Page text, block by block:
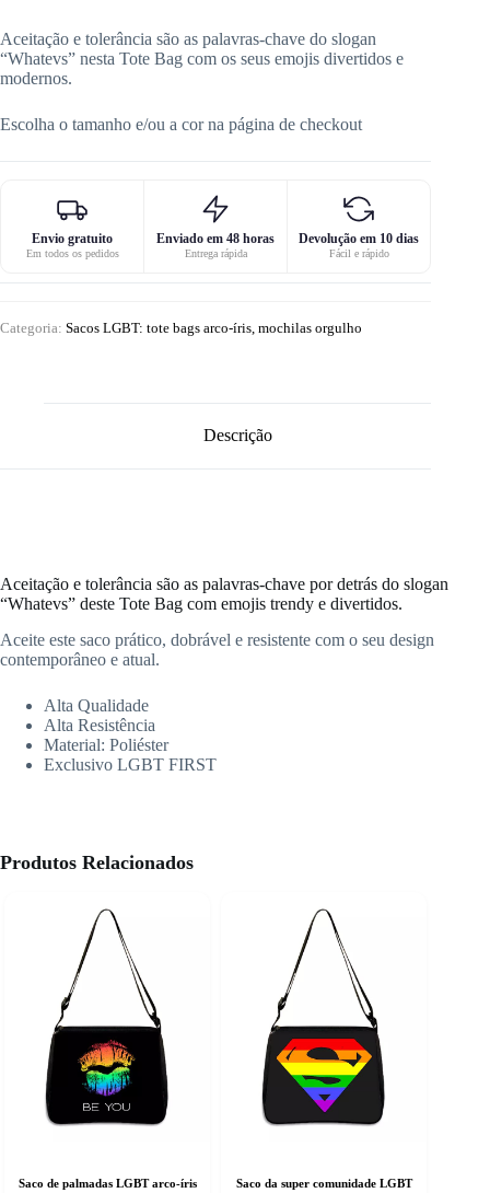
Aceitação e tolerância são as palavras-chave do slogan
“Whatevs” nesta Tote Bag com os seus emojis divertidos e
modernos.
Escolha o tamanho e/ou a cor na página de checkout
Envio gratuito
Em todos os pedidos
Enviado em 48 horas
Entrega rápida
Devolução em 10 dias
Fácil e rápido
Categoria: Sacos LGBT: tote bags arco-íris, mochilas orgulho
Descrição
Aceitação e tolerância são as palavras-chave por detrás do slogan
“Whatevs” deste Tote Bag com emojis trendy e divertidos.
Aceite este saco prático, dobrável e resistente com o seu design
contemporâneo e atual.
Alta Qualidade
Alta Resistência
Material: Poliéster
Exclusivo LGBT FIRST
Produtos Relacionados
Saco de palmadas LGBT arco-íris Saco da super comunidade LGBT